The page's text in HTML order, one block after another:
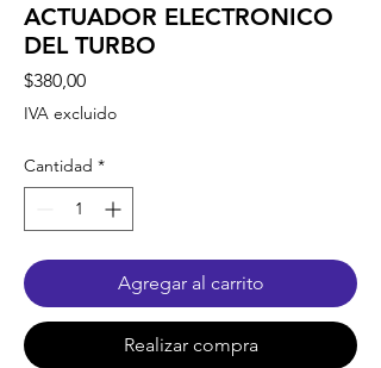
ACTUADOR ELECTRONICO
DEL TURBO
$380,00Precio
IVA excluido
Cantidad *
Agregar al carrito
Realizar compra